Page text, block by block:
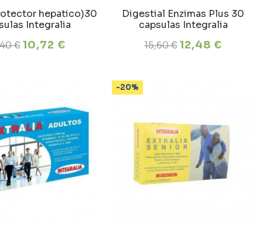
hepatico)30
Integralia
€10,72 €
Digestial Enzimas Plus 30
capsulas Integralia
15,60 €12,48 €
-20%